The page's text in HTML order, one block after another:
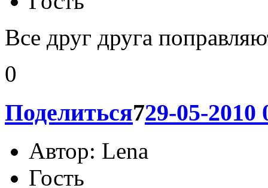
Автор:Lena
Гость
Все друг друга
0